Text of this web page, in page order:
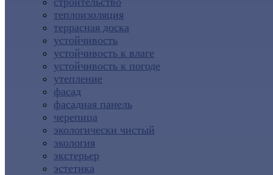
теплоизоляция
террасная доска
устойчивость
устойчивость к влаге
устойчивость к погоде
утепление
фасад
фасадная панель
черепица
экологически чистый
экология
экстерьер
эстетика